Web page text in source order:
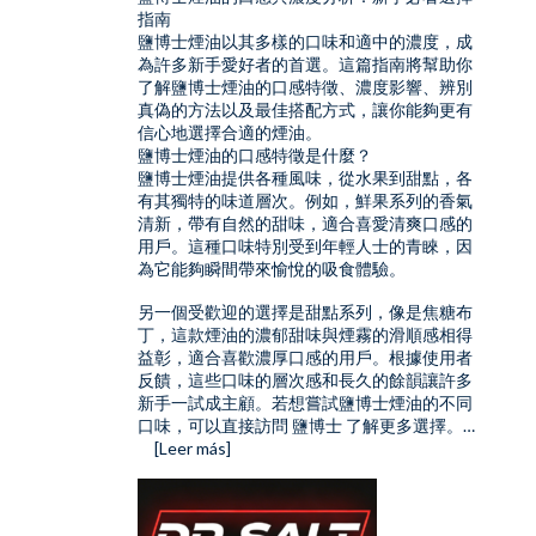
指南
鹽博士煙油以其多樣的口味和適中的濃度，成
為許多新手愛好者的首選。這篇指南將幫助你
了解鹽博士煙油的口感特徵、濃度影響、辨別
真偽的方法以及最佳搭配方式，讓你能夠更有
信心地選擇合適的煙油。
鹽博士煙油的口感特徵是什麼？
鹽博士煙油提供各種風味，從水果到甜點，各
有其獨特的味道層次。例如，鮮果系列的香氣
清新，帶有自然的甜味，適合喜愛清爽口感的
用戶。這種口味特別受到年輕人士的青睞，因
為它能夠瞬間帶來愉悅的吸食體驗。
另一個受歡迎的選擇是甜點系列，像是焦糖布
丁，這款煙油的濃郁甜味與煙霧的滑順感相得
益彰，適合喜歡濃厚口感的用戶。根據使用者
反饋，這些口味的層次感和長久的餘韻讓許多
新手一試成主顧。若想嘗試鹽博士煙油的不同
口味，可以直接訪問 鹽博士 了解更多選擇。…
[Leer más]